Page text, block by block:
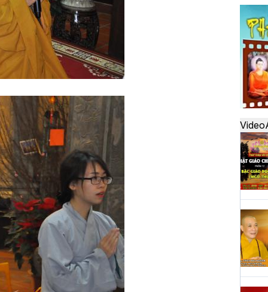
đô
Hà
thứ
Học
tư
hè tại
Video